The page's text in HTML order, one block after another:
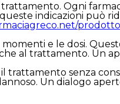
Ogni
indicazioni può
e le dosi.
al trattamento. Un
senza
Un dialogo